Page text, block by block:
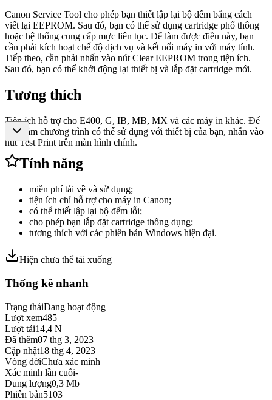
Canon Service Tool cho phép bạn thiết lập lại bộ đếm bằng cách
viết lại EEPROM. Sau đó, bạn có thể sử dụng cartridge phổ thông
hoặc hệ thống cung cấp mực liên tục. Để làm được điều này, bạn
cần phải kích hoạt chế độ dịch vụ và kết nối máy in với máy tính.
Tiếp theo, cần phải nhấn vào nút Clear EEPROM trong tiện ích.
Sau đó, bạn có thể khởi động lại thiết bị và lắp đặt cartridge mới.
Tương thích
Tiện ích hỗ trợ cho E400, G, IB, MB, MX và các máy in khác. Để
bảo đảm chương trình có thể sử dụng với thiết bị của bạn, nhấn vào
nút Test Print trên màn hình chính.
Tính năng
miễn phí tải về và sử dụng;
tiện ích chỉ hỗ trợ cho máy in Canon;
có thể thiết lập lại bộ đếm lỗi;
cho phép bạn lắp đặt cartridge thông dụng;
tương thích với các phiên bản Windows hiện đại.
Hiện chưa thể tải xuống
Thống kê nhanh
Trạng tháiĐang hoạt động
Lượt xem485
Lượt tải14,4 N
Đã thêm07 thg 3, 2023
Cập nhật18 thg 4, 2023
Vòng đờiChưa xác minh
Xác minh lần cuối-
Dung lượng0,3 Mb
Phiên bản5103